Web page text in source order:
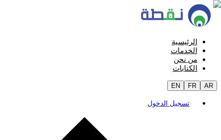
الرئيسية
الخدمات
من نحن
الكتابات
EN FR AR
تسجيل الدخول